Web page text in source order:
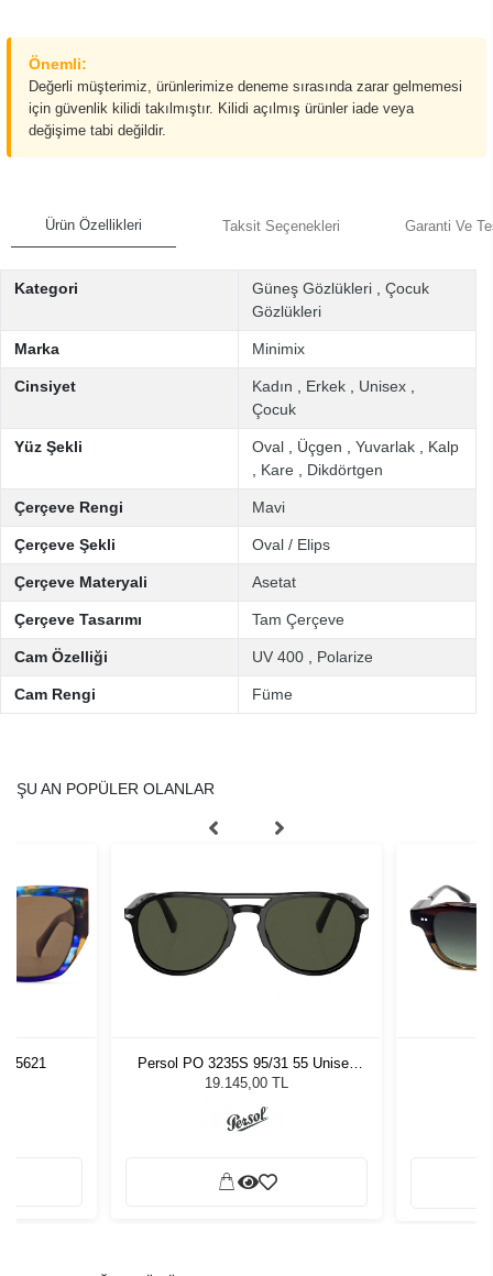
Önemli:
Değerli müşterimiz, ürünlerimize deneme sırasında zarar gelmemesi
için güvenlik kilidi takılmıştır. Kilidi açılmış ürünler iade veya
değişime tabi değildir.
Ürün Özellikleri Taksit Seçenekleri Garanti Ve
Kategori Güneş Gözlükleri
Çocuk
Gözlükleri
Marka Minimix
Cinsiyet Kadın Erkek Unisex
Çocuk
Yüz Şekli Oval Üçgen Yuvarlak
Kalp
Kare Dikdörtgen
Çerçeve Rengi Mavi
Çerçeve Şekli Oval / Elips
Çerçeve Materyali Asetat
Çerçeve Tasarımı Tam Çerçeve
Cam Özelliği UV 400 Polarize
Cam Rengi Füme
ŞU AN POPÜLER OLANLAR
5621
Persol PO 3235S 95/31 55 Unisex
Güneş Gözlüğü
19.145,00 TL